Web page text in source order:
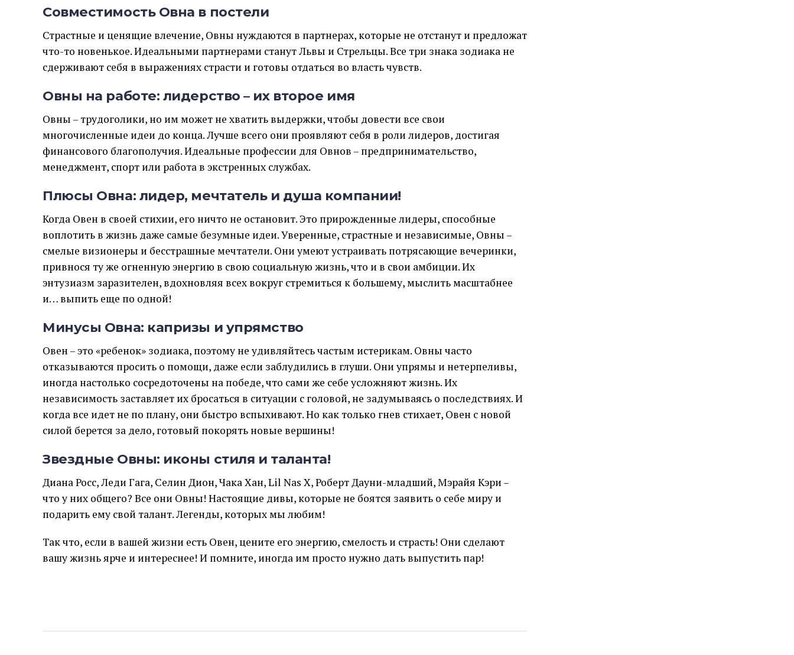
Совместимость Овна в постели
Страстные и ценящие влечение, Овны нуждаются в партнерах, которые не отстанут и предложат
что-то новенькое. Идеальными партнерами станут Львы и Стрельцы. Все три знака зодиака не
сдерживают себя в выражениях страсти и готовы отдаться во власть чувств.
Овны на работе: лидерство – их второе имя
Овны – трудоголики, но им может не хватить выдержки, чтобы довести все свои
многочисленные идеи до конца. Лучше всего они проявляют себя в роли лидеров, достигая
финансового благополучия. Идеальные профессии для Овнов – предпринимательство,
менеджмент, спорт или работа в экстренных службах.
Плюсы Овна: лидер, мечтатель и душа компании!
Когда Овен в своей стихии, его ничто не остановит. Это прирожденные лидеры, способные
воплотить в жизнь даже самые безумные идеи. Уверенные, страстные и независимые, Овны –
смелые визионеры и бесстрашные мечтатели. Они умеют устраивать потрясающие вечеринки,
привнося ту же огненную энергию в свою социальную жизнь, что и в свои амбиции. Их
энтузиазм заразителен, вдохновляя всех вокруг стремиться к большему, мыслить масштабнее
и… выпить еще по одной!
Минусы Овна: капризы и упрямство
Овен – это «ребенок» зодиака, поэтому не удивляйтесь частым истерикам. Овны часто
отказываются просить о помощи, даже если заблудились в глуши. Они упрямы и нетерпеливы,
иногда настолько сосредоточены на победе, что сами же себе усложняют жизнь. Их
независимость заставляет их бросаться в ситуации с головой, не задумываясь о последствиях. И
когда все идет не по плану, они быстро вспыхивают. Но как только гнев стихает, Овен с новой
силой берется за дело, готовый покорять новые вершины!
Звездные Овны: иконы стиля и таланта!
Диана Росс, Леди Гага, Селин Дион, Чака Хан, Lil Nas X, Роберт Дауни-младший, Мэрайя Кэри –
что у них общего? Все они Овны! Настоящие дивы, которые не боятся заявить о себе миру и
подарить ему свой талант. Легенды, которых мы любим!
Так что, если в вашей жизни есть Овен, цените его энергию, смелость и страсть! Они сделают
вашу жизнь ярче и интереснее! И помните, иногда им просто нужно дать выпустить пар!